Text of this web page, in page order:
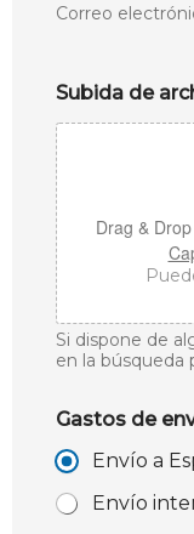
Correo
Subida de
Drag &
Si dispone de
en la búsqueda
Gastos de
Envío a
Envío